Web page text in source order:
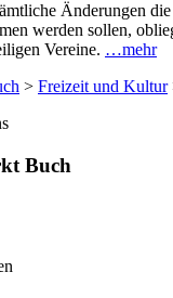
Änderungen
werden sollen,
Vereine. …mehr
> Freizeit und Kultur
Buch